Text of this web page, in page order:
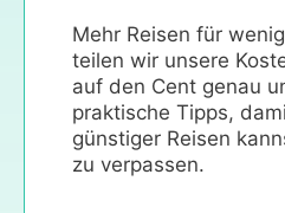
Mehr Reisen für
teilen wir unsere
auf den Cent genau
praktische Tipps,
günstiger Reisen
zu verpassen.